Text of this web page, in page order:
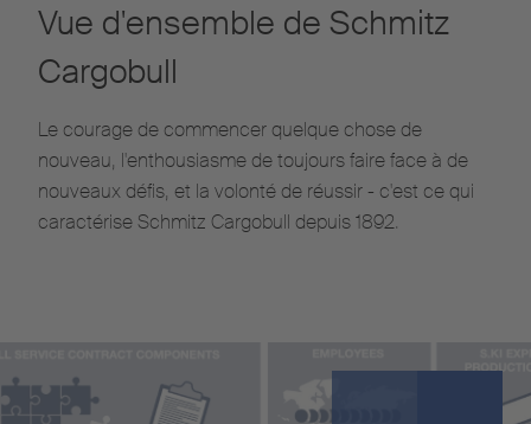
Vue d'ensemble de Schmitz
Cargobull
Le courage de commencer quelque chose de
nouveau, l'enthousiasme de toujours faire face à de
nouveaux défis, et la volonté de réussir - c'est ce qui
caractérise Schmitz Cargobull depuis 1892.